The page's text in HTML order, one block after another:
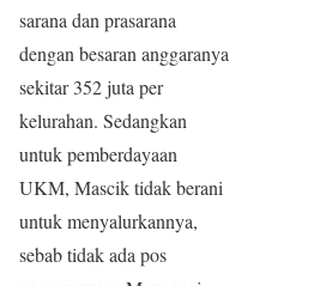
sarana dan prasarana
dengan besaran anggaranya
sekitar 352 juta per
kelurahan. Sedangkan
untuk pemberdayaan
UKM, Mascik tidak berani
untuk menyalurkannya,
sebab tidak ada pos